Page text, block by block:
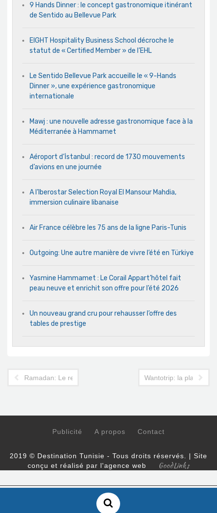
9 Hands Dinner : le concept gastronomique itinérant
de Sentido au Bellevue Park
EIGHT Hospitality Business School décroche le
statut de « Certified Member » de l’EHL
Le Sentido Bellevue Park accueille le « 9-Hands
Dinner », une expérience gastronomique
internationale
Mawj : une nouvelle adresse gastronomique face à la
Méditerranée à Hammamet
Aéroport d’İstanbul : record de 1730 mouvements
d’avions en une journée
A l’Iberostar Selection Royal El Mansour Mahdia,
immersion culinaire libanaise
Air France célèbre les 75 ans de la ligne Paris-Tunis
Outgoing: Une autre manière de vivre l’été en Türkiye
Yasmine Hammamet : Le Corail Appart’hôtel fait
peau neuve et enrichit son offre pour l’été 2026
Un nouveau grand cru pour rehausser l’offre des
tables de prestige
Ramadan: Le restaurant "La Maison Bleue" à Tunis à l'heure
Wantotrip: la
Publicité A propos Contact
2019 © Destination Tunisie - Tous droits réservés. | Site
conçu et réalisé par l'agence web
GoodLinks